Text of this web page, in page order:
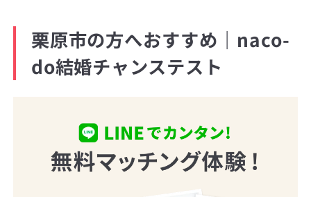
栗原市の方へおすすめ｜naco-
do結婚チャンステスト